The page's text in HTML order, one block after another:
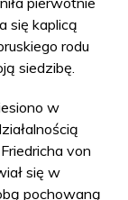
się kaplicą
rodu
siedzibę.
w
von
się w
pochowaną